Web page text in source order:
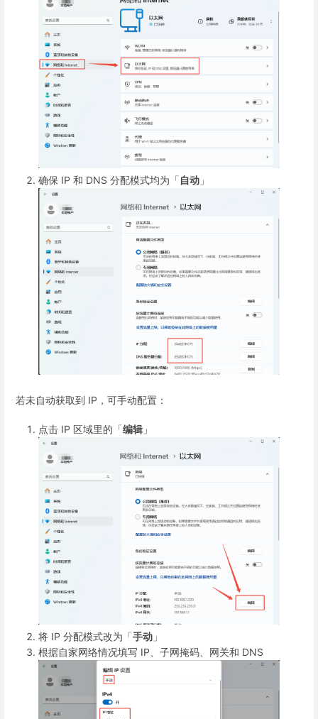
确保 IP 和 DNS 分配模式均为「自动 」
若未自动获取到 IP，可手动配置：
点击 IP 区域里的「编辑 」
将 IP 分配模式改为「手动 」
根据自家网络情况填写 IP、子网掩码、网关和 DNS